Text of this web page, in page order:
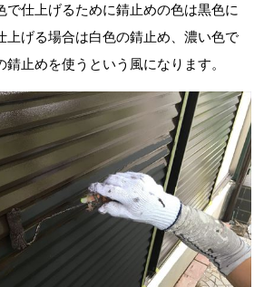
仕上げるために錆止めの色は黒色に
上げる場合は白色の錆止め、濃い色で
止めを使うという風になります。